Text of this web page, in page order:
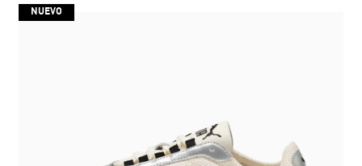
NUEVO